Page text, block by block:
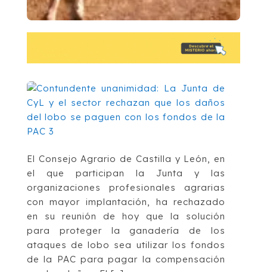
El Consejo Agrario de Castilla y León, en
el que participan la Junta y las
organizaciones profesionales agrarias
con mayor implantación, ha rechazado
en su reunión de hoy que la solución
para proteger la ganadería de los
ataques de lobo sea utilizar los fondos
de la PAC para pagar la compensación